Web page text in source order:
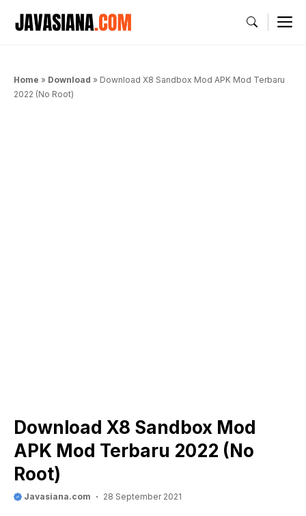
Home » Download » Download X8 Sandbox Mod APK Mod Terbaru
2022 (No Root)
Download X8 Sandbox Mod
APK Mod Terbaru 2022 (No
Root)
Javasiana.com 28 September 2021